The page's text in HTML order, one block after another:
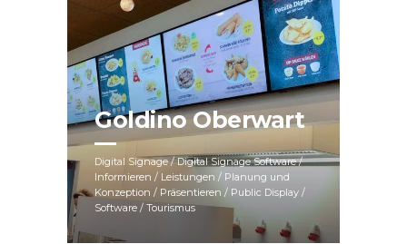
Goldino Oberwart
Digital Signage / Digital Signage Software /
Informieren / Leistungen / Planung und
Konzeption / Präsentieren / Public Display /
Software / Tourismus